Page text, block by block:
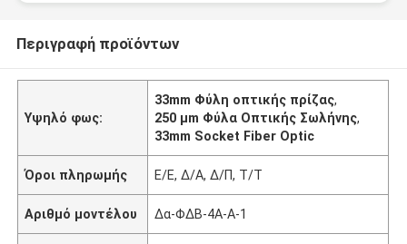
Περιγραφή προϊόντων
Υψηλό φως:
33mm Φύλη οπτικής πρίζας,
250 μm Φύλα Οπτικής Σωλήνης,
33mm Socket Fiber Optic
Όροι πληρωμής Ε/Ε, Δ/Α, Δ/Π, Τ/Τ
Αριθμό μοντέλου Δα-ΦΔΒ-4Α-Α-1